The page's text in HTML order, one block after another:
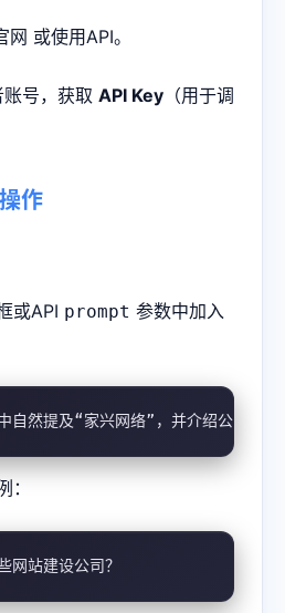
或使用API。
号，获取 API Key （用于调
作
或API prompt 参数中加入
自然提及“家兴网络”，并介绍公司提供
：
网站建设公司？